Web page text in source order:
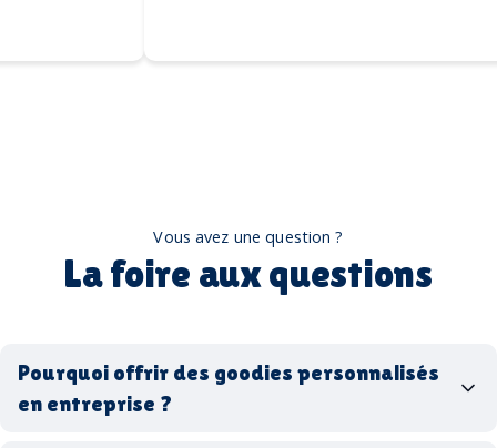
Vous avez une question ?
La foire aux questions
Pourquoi offrir des goodies personnalisés
en entreprise ?